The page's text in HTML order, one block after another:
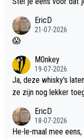
EricD
21-07-2026
😱
M0nkey
19-07-2026
Ja, deze whisky's
ze zijn nog lekker
EricD
18-07-2026
He-le-maal mee